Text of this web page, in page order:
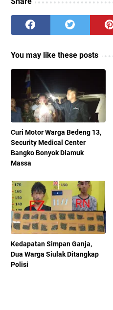
You may like these posts
Curi Motor Warga Bedeng 13,
Security Medical Center
Bangko Bonyok Diamuk
Massa
Kedapatan Simpan Ganja,
Dua Warga Siulak Ditangkap
Polisi